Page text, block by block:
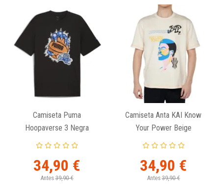
Camiseta Puma
Hoopaverse 3 Negra
34,90 €
Antes 39,90 €
Camiseta Anta KAI Know
Your Power Beige
34,90 €
Antes 39,90 €